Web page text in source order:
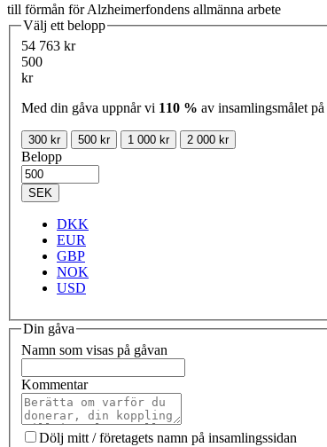
till förmån för Alzheimerfondens allmänna arbete
Välj ett belopp
54 763 kr
500
kr
Med din gåva uppnår vi 110 % av insamlingsmålet på
300 kr 500 kr 1 000 kr 2 000 kr
Belopp
SEK
DKK
EUR
GBP
NOK
USD
Din gåva
Namn som visas på gåvan
Kommentar
Dölj mitt / företagets namn på insamlingssidan